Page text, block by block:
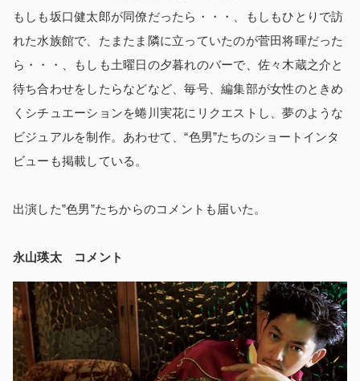
もしも坂口健太郎が同僚だったら・・・、もしもひとりで訪
れた水族館で、たまたま隣に立っていたのが菅田将暉だった
ら・・・、もしも土曜日の夕暮れのバーで、佐々木蔵之介と
待ち合わせをしたらなどなど、毎号、編集部が女性のときめ
くシチュエーションを蜷川実花にリクエストし、夢のような
ビジュアルを制作。あわせて、“色男”たちのショートインタ
ビューも掲載している。
出演した”色男”たちからのコメントも届いた。
永山瑛太 コメント